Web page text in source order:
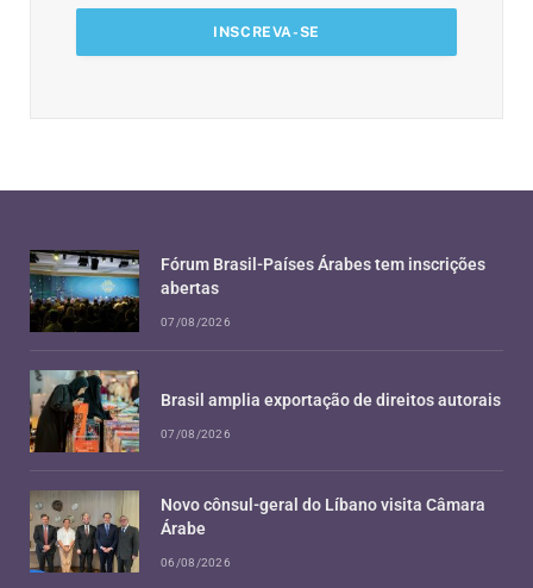
Fórum Brasil-Países Árabes tem inscrições
abertas
07/08/2026
Brasil amplia exportação de direitos autorais
07/08/2026
Novo cônsul-geral do Líbano visita Câmara
Árabe
06/08/2026